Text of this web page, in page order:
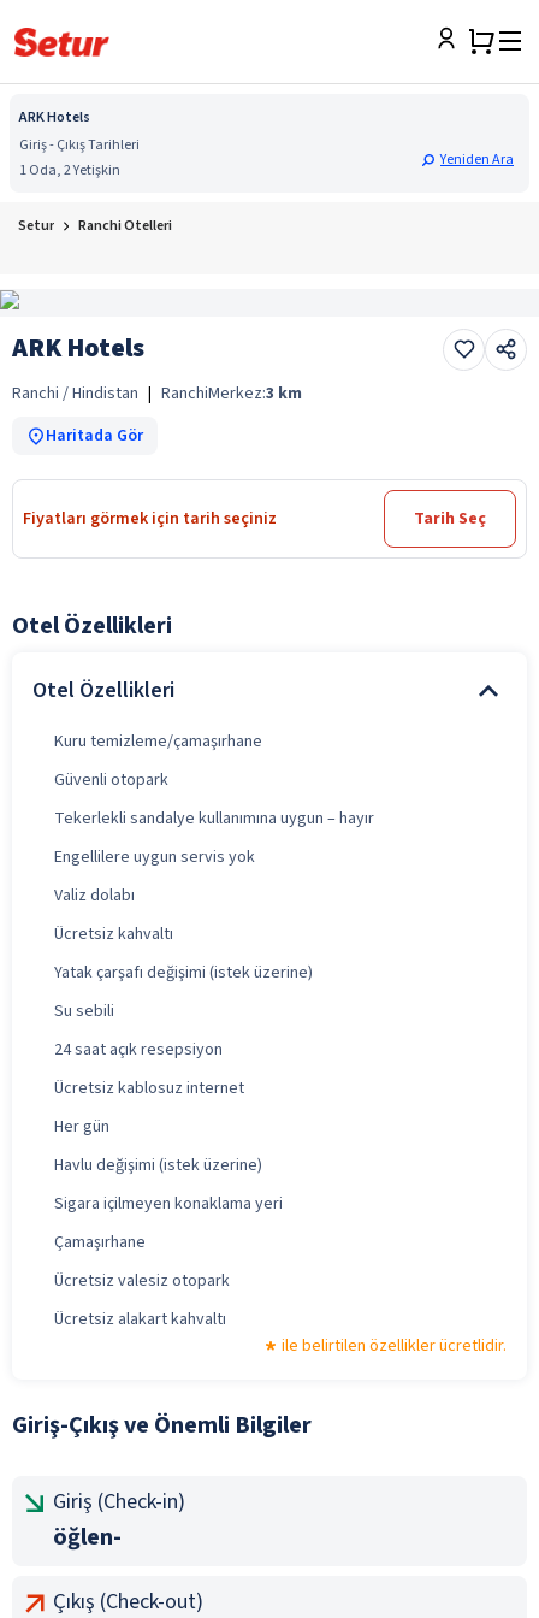
ARK Hotels
Giriş - Çıkış Tarihleri
1 Oda, 2 Yetişkin
Yeniden Ara
Setur Ranchi Otelleri
ARK Hotels
Ranchi / Hindistan | RanchiMerkez:3 km
Haritada Gör
Fiyatları görmek için tarih seçiniz Tarih Seç
Otel Özellikleri
Otel Özellikleri
Kuru temizleme/çamaşırhane
Güvenli otopark
Tekerlekli sandalye kullanımına uygun – hayır
Engellilere uygun servis yok
Valiz dolabı
Ücretsiz kahvaltı
Yatak çarşafı değişimi (istek üzerine)
Su sebili
24 saat açık resepsiyon
Ücretsiz kablosuz internet
Her gün
Havlu değişimi (istek üzerine)
Sigara içilmeyen konaklama yeri
Çamaşırhane
Ücretsiz valesiz otopark
Ücretsiz alakart kahvaltı
ile belirtilen özellikler ücretlidir.
Giriş-Çıkış ve Önemli Bilgiler
Giriş (Check-in)
öğlen-
Çıkış (Check-out)